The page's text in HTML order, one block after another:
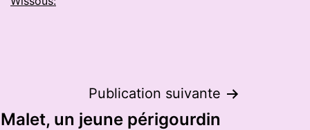
Publication suivante
un jeune périgourdin